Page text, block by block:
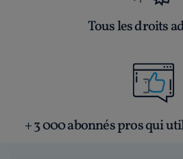
Tous les droits
+ 3 000 abonnés pros qui